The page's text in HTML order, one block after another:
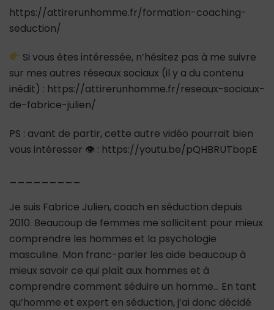
https://attirerunhomme.fr/formation-coaching-
seduction/
Si vous êtes intéressée, n’hésitez pas à me suivre
sur mes autres réseaux sociaux (il y a du contenu
inédit) : https://attirerunhomme.fr/reseaux-sociaux-
de-fabrice-julien/
PS : avant de partir, cette autre vidéo pourrait bien
vous intéresser 👁 : https://youtu.be/pQHBRUTbopE
Je suis Fabrice Julien, coach en séduction depuis
2010. Beaucoup de femmes me sollicitent pour mieux
comprendre les hommes et la psychologie
masculine. Mon franc-parler les aide beaucoup à
mieux savoir ce qui plaît aux hommes et à
comprendre comment séduire un homme… En tant
qu’homme et expert en séduction, j’ai donc décidé